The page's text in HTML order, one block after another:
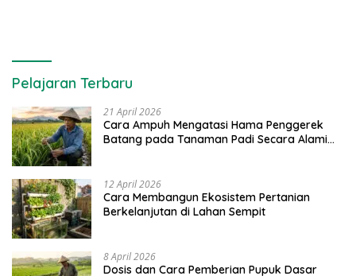
Pelajaran Terbaru
21 April 2026
Cara Ampuh Mengatasi Hama Penggerek
Batang pada Tanaman Padi Secara Alami
12 April 2026
Cara Membangun Ekosistem Pertanian
Berkelanjutan di Lahan Sempit
8 April 2026
Dosis dan Cara Pemberian Pupuk Dasar